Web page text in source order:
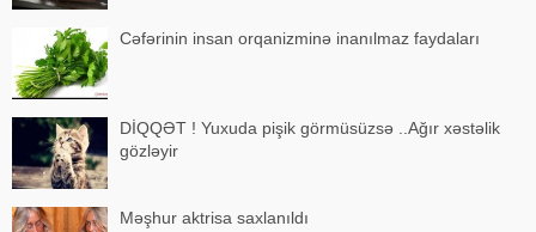
Cəfərinin insan orqanizminə inanılmaz faydaları
DİQQƏT ! Yuxuda pişik görmüsüzsə ..Ağır xəstəlik
gözləyir
Məşhur aktrisa saxlanıldı